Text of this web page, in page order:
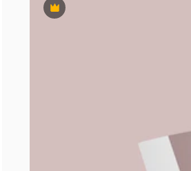
Premium